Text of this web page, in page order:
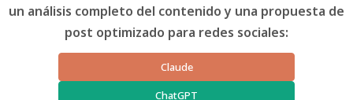
un análisis completo del contenido y una propuesta de
post optimizado para redes sociales:
Claude
ChatGPT